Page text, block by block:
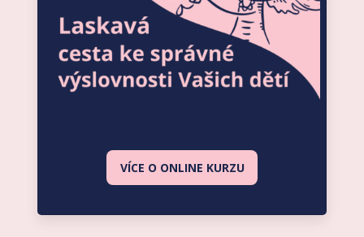
VÍCE O ONLINE KURZU